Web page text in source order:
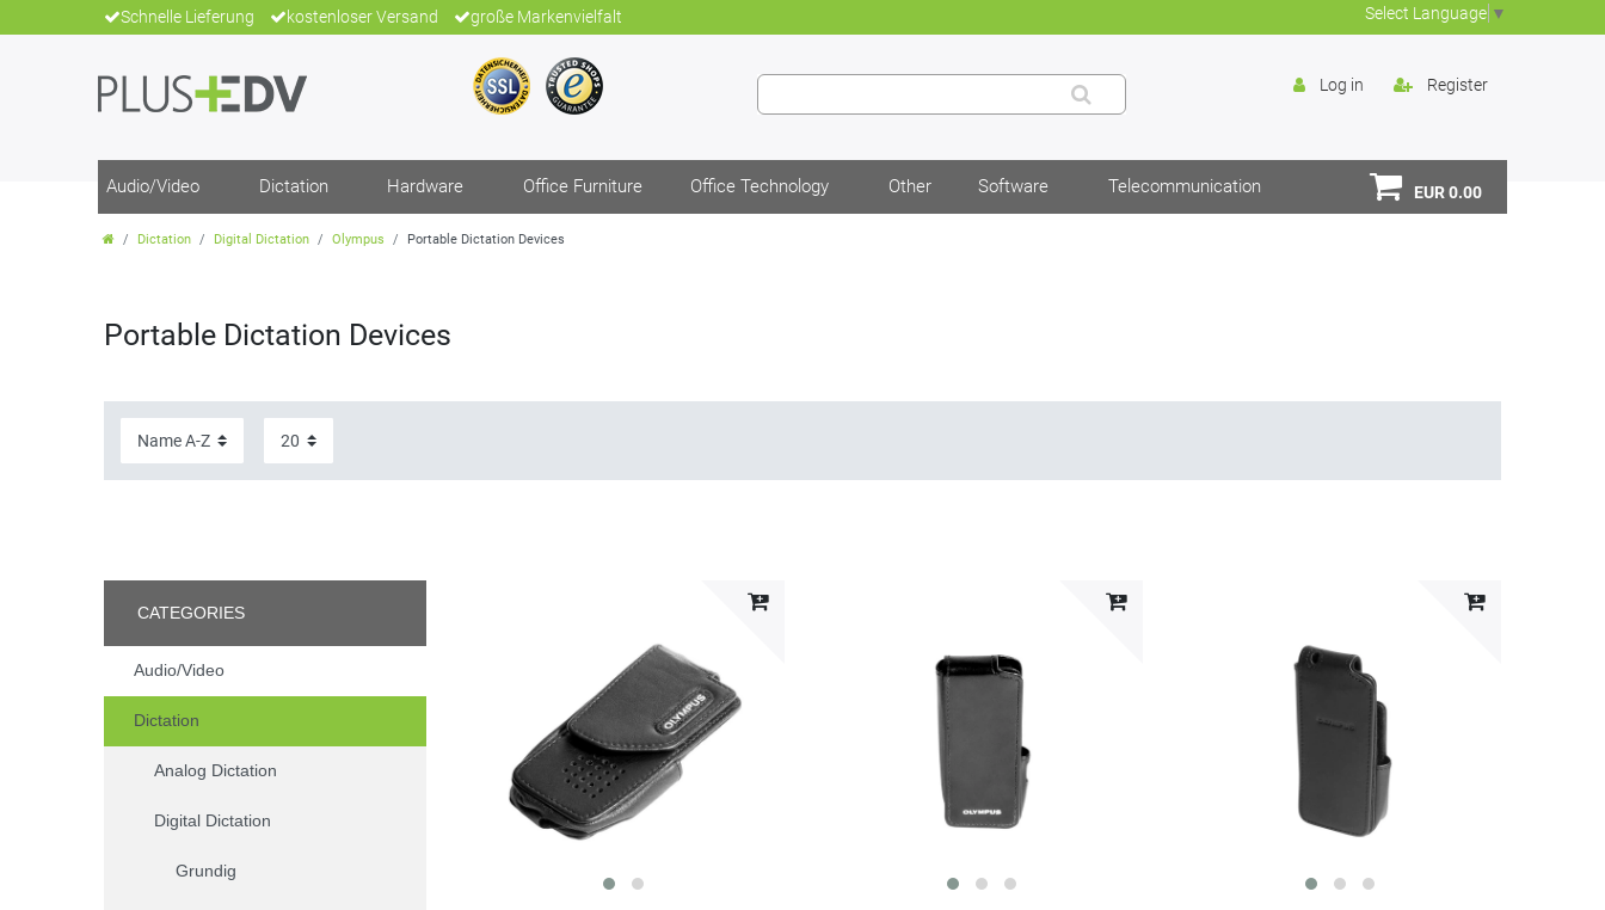
Schnelle Lieferung kostenloser Versand große Markenvielfalt Select Language ▼
Log in Register
Audio/Video Dictation Hardware Office Furniture Office Technology Other Software Telecommunication EUR 0.00
Dictation Digital Dictation Olympus Portable Dictation Devices
Portable Dictation Devices
CATEGORIES
Audio/Video
Dictation
Analog Dictation
Digital Dictation
Grundig